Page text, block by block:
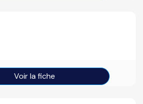
Voir la fiche